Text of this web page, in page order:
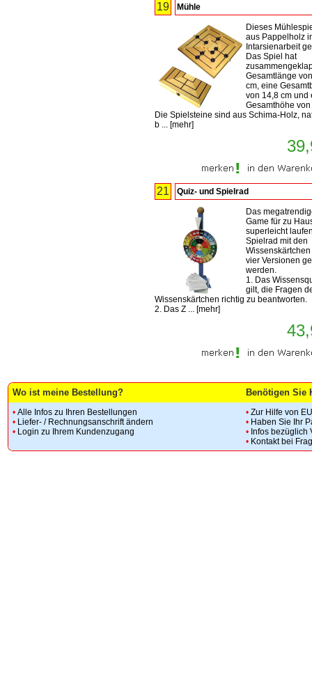
19 Mühle
Dieses
aus Pappelholz
Intarsienarbeit
Das Spiel hat
Gesamtlänge
cm, eine
von 14,8 cm und
Gesamthöhe von
Die Spielsteine sind aus Schima-Holz,
b ... [mehr]
21 Quiz- und Spielrad
Das
Game für zu
superleicht
Spielrad mit den
vier Versionen
werden.
1. Das
gilt, die Fragen
Wissenskärtchen richtig zu beantworten.
2. Das Z ... [mehr]
Wo ist meine Bestellung? Benötigen Sie
• Alle Infos zu Ihren Bestellungen
• Liefer- / Rechnungsanschrift ändern
• Login zu Ihrem Kundenzugang
• Zur Hilfe von
• Haben Sie Ihr
• Infos bezüglich
• Kontakt bei